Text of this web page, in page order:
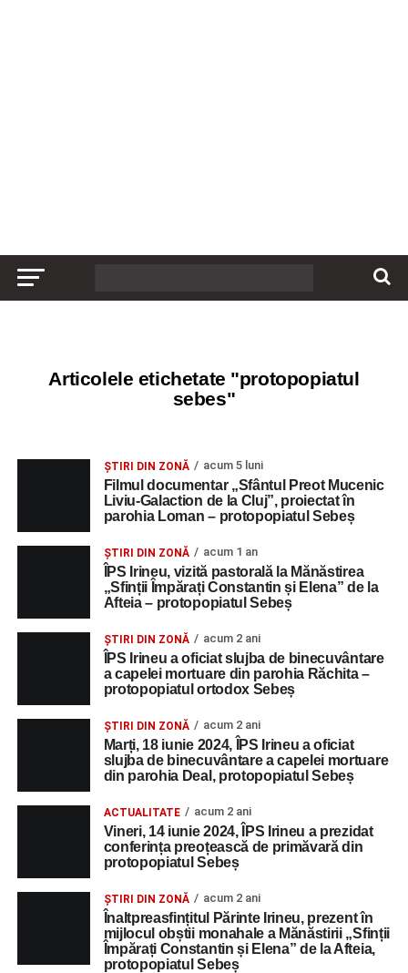
Articolele etichetate "protopopiatul
sebes"
ȘTIRI DIN ZONĂ acum 5 luni
Filmul documentar „Sfântul Preot Mucenic
Liviu-Galaction de la Cluj”, proiectat în
parohia Loman – protopopiatul Sebeș
ȘTIRI DIN ZONĂ acum 1 an
ÎPS Irineu, vizită pastorală la Mănăstirea
„Sfinții Împărați Constantin și Elena” de la
Afteia – protopopiatul Sebeș
ȘTIRI DIN ZONĂ acum 2 ani
ÎPS Irineu a oficiat slujba de binecuvântare
a capelei mortuare din parohia Răchita –
protopopiatul ortodox Sebeș
ȘTIRI DIN ZONĂ acum 2 ani
Marți, 18 iunie 2024, ÎPS Irineu a oficiat
slujba de binecuvântare a capelei mortuare
din parohia Deal, protopopiatul Sebeș
ACTUALITATE acum 2 ani
Vineri, 14 iunie 2024, ÎPS Irineu a prezidat
conferința preoțească de primăvară din
protopopiatul Sebeș
ȘTIRI DIN ZONĂ acum 2 ani
Înaltpreasfințitul Părinte Irineu, prezent în
mijlocul obștii monahale a Mănăstirii „Sfinții
Împărați Constantin și Elena” de la Afteia,
protopopiatul Sebeș